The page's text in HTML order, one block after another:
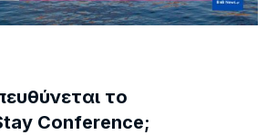
το
Conference;